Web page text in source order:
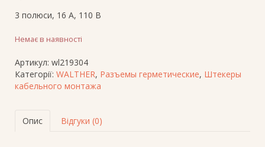
3 полюси, 16 A, 110 В
Немає в наявності
Артикул: wl219304
Категорії: WALTHER, Разъемы герметические, Штекеры
кабельного монтажа
Опис Відгуки (0)